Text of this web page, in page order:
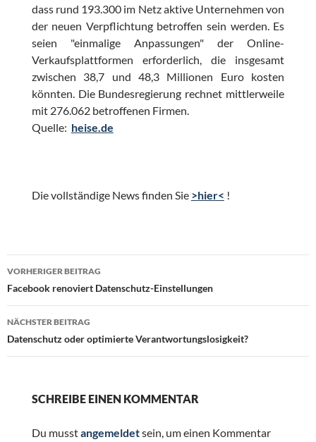
dass rund 193.300 im Netz aktive Unternehmen von
der neuen Verpflichtung betroffen sein werden. Es
seien "einmalige Anpassungen" der Online-
Verkaufsplattformen erforderlich, die insgesamt
zwischen 38,7 und 48,3 Millionen Euro kosten
könnten. Die Bundesregierung rechnet mittlerweile
mit 276.062 betroffenen Firmen.
Quelle: heise.de
Die vollständige News finden Sie >hier< !
Beitragsnavigation
VORHERIGER BEITRAG
Facebook renoviert Datenschutz-Einstellungen
NÄCHSTER BEITRAG
Datenschutz oder optimierte Verantwortungslosigkeit?
SCHREIBE EINEN KOMMENTAR
Du musstangemeldetsein, um einen Kommentar